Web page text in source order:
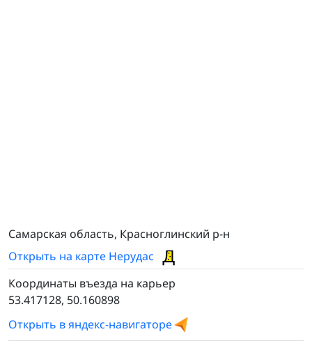
Самарская область, Красноглинский р-н
Открыть на карте Нерудас
Координаты въезда на карьер
53.417128, 50.160898
Открыть в яндекс-навигаторе